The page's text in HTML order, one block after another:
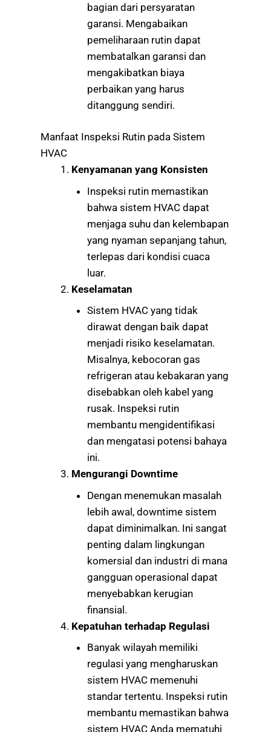
bagian dari persyaratan
garansi. Mengabaikan
pemeliharaan rutin dapat
membatalkan garansi dan
mengakibatkan biaya
perbaikan yang harus
ditanggung sendiri.
Manfaat Inspeksi Rutin pada Sistem
HVAC
Kenyamanan yang Konsisten
Inspeksi rutin memastikan
bahwa sistem HVAC dapat
menjaga suhu dan kelembapan
yang nyaman sepanjang tahun,
terlepas dari kondisi cuaca
luar.
Keselamatan
Sistem HVAC yang tidak
dirawat dengan baik dapat
menjadi risiko keselamatan.
Misalnya, kebocoran gas
refrigeran atau kebakaran yang
disebabkan oleh kabel yang
rusak. Inspeksi rutin
membantu mengidentifikasi
dan mengatasi potensi bahaya
ini.
Mengurangi Downtime
Dengan menemukan masalah
lebih awal, downtime sistem
dapat diminimalkan. Ini sangat
penting dalam lingkungan
komersial dan industri di mana
gangguan operasional dapat
menyebabkan kerugian
finansial.
Kepatuhan terhadap Regulasi
Banyak wilayah memiliki
regulasi yang mengharuskan
sistem HVAC memenuhi
standar tertentu. Inspeksi rutin
membantu memastikan bahwa
sistem HVAC Anda mematuhi